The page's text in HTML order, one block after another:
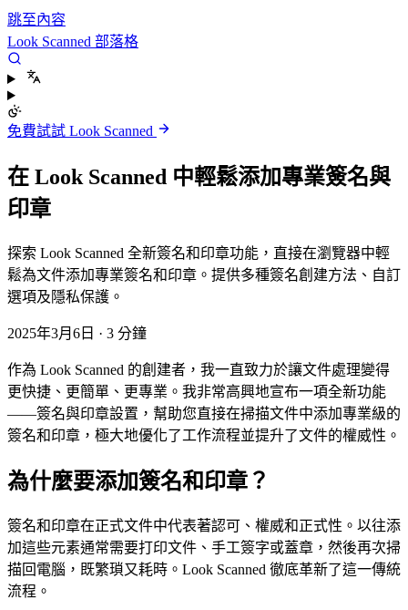
跳至內容
Look Scanned 部落格
免費試試 Look Scanned
在 Look Scanned 中輕鬆添加專業簽名與
印章
探索 Look Scanned 全新簽名和印章功能，直接在瀏覽器中輕
鬆為文件添加專業簽名和印章。提供多種簽名創建方法、自訂
選項及隱私保護。
2025年3月6日 · 3 分鐘
作為 Look Scanned 的創建者，我一直致力於讓文件處理變得
更快捷、更簡單、更專業。我非常高興地宣布一項全新功能
——簽名與印章設置，幫助您直接在掃描文件中添加專業級的
簽名和印章，極大地優化了工作流程並提升了文件的權威性。
為什麼要添加簽名和印章？
簽名和印章在正式文件中代表著認可、權威和正式性。以往添
加這些元素通常需要打印文件、手工簽字或蓋章，然後再次掃
描回電腦，既繁瑣又耗時。Look Scanned 徹底革新了這一傳統
流程。